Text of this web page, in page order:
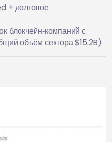
+ долговое
блокчейн‑компаний с
объём сектора $15.2B)